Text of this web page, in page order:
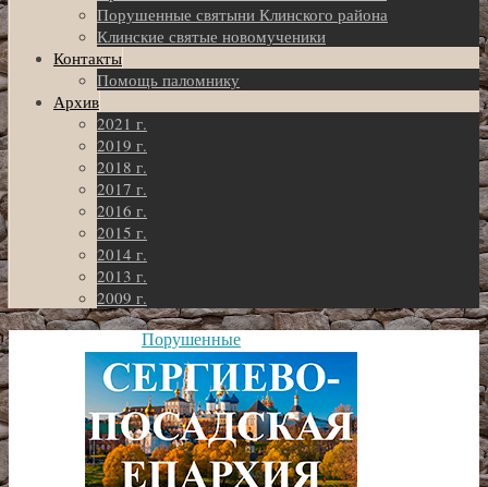
Порушенные святыни Клинского района
Клинские святые новомученики
Контакты
Помощь паломнику
Архив
2021 г.
2019 г.
2018 г.
2017 г.
2016 г.
2015 г.
2014 г.
2013 г.
2009 г.
Порушенные
святыни
Клинского
района
Никольская
церковь
с.
Голенищево